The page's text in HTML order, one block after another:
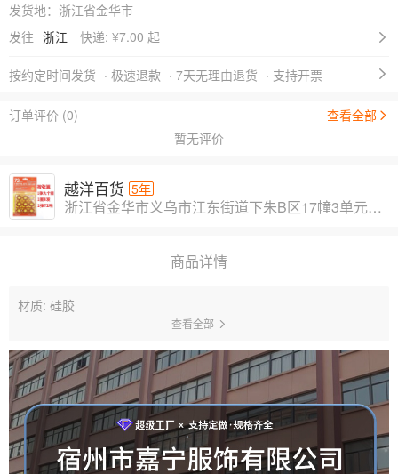
发货地：浙江省金华市
发往 浙江 快递: ¥7.00 起
按约定时间发货 · 极速退款 · 7天无理由退货 · 支持开票
订单评价 (0)
查看全部
暂无评价
越洋百货 5年
浙江省金华市义乌市江东街道下朱B区17幢3单元403室
商品详情
材质: 硅胶
查看全部